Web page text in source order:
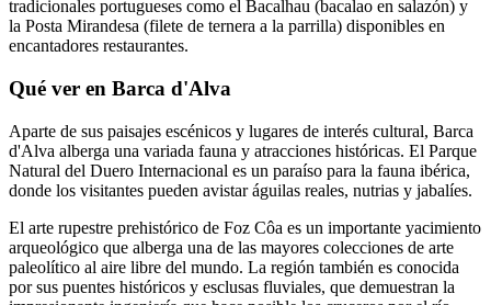
tradicionales portugueses como el Bacalhau (bacalao en salazón) y
la Posta Mirandesa (filete de ternera a la parrilla) disponibles en
encantadores restaurantes.
Qué ver en Barca d'Alva
Aparte de sus paisajes escénicos y lugares de interés cultural, Barca
d'Alva alberga una variada fauna y atracciones históricas. El Parque
Natural del Duero Internacional es un paraíso para la fauna ibérica,
donde los visitantes pueden avistar águilas reales, nutrias y jabalíes.
El arte rupestre prehistórico de Foz Côa es un importante yacimiento
arqueológico que alberga una de las mayores colecciones de arte
paleolítico al aire libre del mundo. La región también es conocida
por sus puentes históricos y esclusas fluviales, que demuestran la